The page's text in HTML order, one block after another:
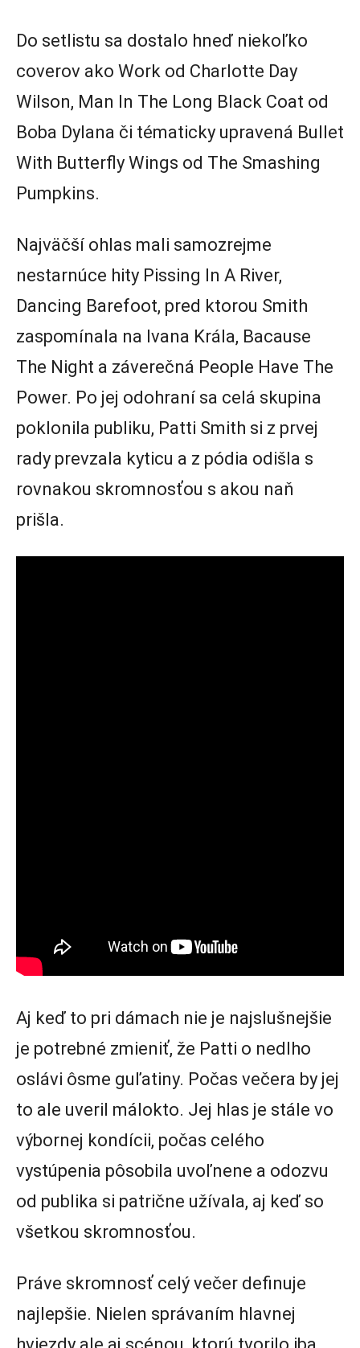
Do setlistu sa dostalo hneď niekoľko
coverov ako Work od Charlotte Day
Wilson, Man In The Long Black Coat od
Boba Dylana či tématicky upravená Bullet
With Butterfly Wings od The Smashing
Pumpkins.
Najväčší ohlas mali samozrejme
nestarnúce hity Pissing In A River,
Dancing Barefoot, pred ktorou Smith
zaspomínala na Ivana Krála, Bacause
The Night a záverečná People Have The
Power. Po jej odohraní sa celá skupina
poklonila publiku, Patti Smith si z prvej
rady prevzala kyticu a z pódia odišla s
rovnakou skromnosťou s akou naň
prišla.
Aj keď to pri dámach nie je najslušnejšie
je potrebné zmieniť, že Patti o nedlho
oslávi ôsme guľatiny. Počas večera by jej
to ale uveril málokto. Jej hlas je stále vo
výbornej kondícii, počas celého
vystúpenia pôsobila uvoľnene a odozvu
od publika si patrične užívala, aj keď so
všetkou skromnosťou.
Práve skromnosť celý večer definuje
najlepšie. Nielen správaním hlavnej